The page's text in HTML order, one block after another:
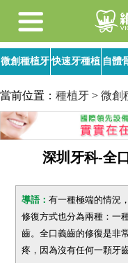
微創種植牙 快速牙種植 自體
當前位置： 種植牙 > 微創
深圳牙科-全
導語：有一種極端的情況
修復方式也分為兩種：一
齒。全口義齒的修復是非
疼，因為沒有任何一顆牙